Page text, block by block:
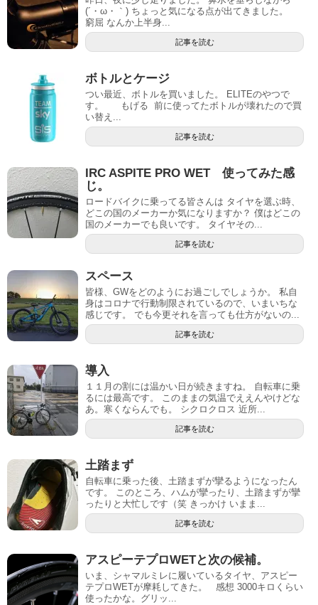
(´・ω・｀) ちょっと気になる点が出てきました。
窮屈 なんか上半身...
記事を読む
ボトルとケージ
つい最近、ボトルを買いました。 ELITEのやつで
す。 もげる 前に使ってたボトルが壊れたので買
い替え...
記事を読む
IRC ASPITE PRO WET 使ってみた感
じ。
ロードバイクに乗ってる皆さんは タイヤを選ぶ時、
どこの国のメーカーか気になりますか？ 僕はどこの
国のメーカーでも良いです。 タイヤその...
記事を読む
スペース
皆様、GWをどのようにお過ごしでしょうか。 私自
身はコロナで行動制限されているので、いまいちな
感じです。 でも今更それを言っても仕方がないの...
記事を読む
導入
１１月の割には温かい日が続きますね。 自転車に乗
るには最高です。 このままの気温でええんやけどな
あ。寒くならんでも。 シクロクロス 近所...
記事を読む
土踏まず
自転車に乗った後、土踏まずが攣るようになったん
です。 このところ、ハムが攣ったり、土踏まずが攣
ったりと大忙しです（笑 きっかけ いまま...
記事を読む
アスピーテプロWETと次の候補。
いま、シャマルミレに履いているタイヤ、アスピー
テプロWETが摩耗してきた。 感想 3000キロくらい
使ったかな。グリッ...